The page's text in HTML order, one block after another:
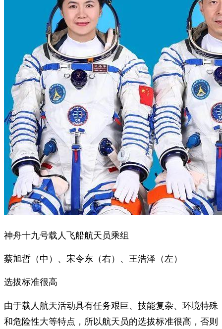
神舟十九号载人飞船航天员乘组
蔡旭哲（中）、宋令东（右）、王浩泽（左）
选拔标准很高
由于载人航天活动具有任务艰巨、技能复杂、环境特殊
和危险性大等特点，所以航天员的选拔标准很高，否则